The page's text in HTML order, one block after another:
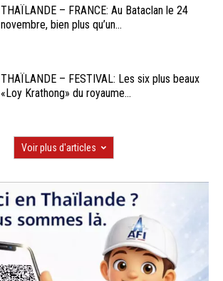
THAÏLANDE – FRANCE: Au Bataclan le 24
novembre, bien plus qu’un...
THAÏLANDE – FESTIVAL: Les six plus beaux
«Loy Krathong» du royaume...
Voir plus d'articles